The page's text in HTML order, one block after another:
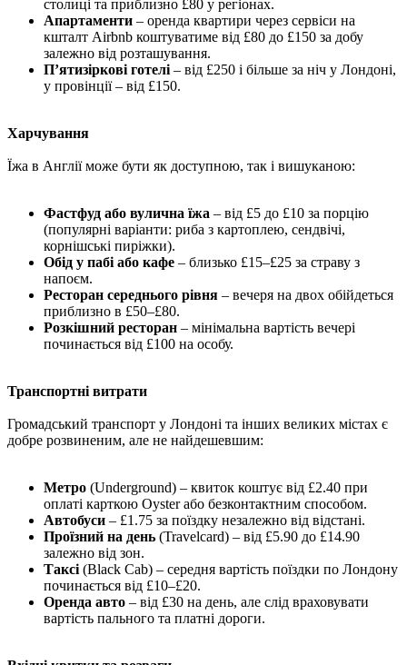
столиці та приблизно £80 у регіонах.
Апартаменти – оренда квартири через сервіси на
кшталт Airbnb коштуватиме від £80 до £150 за добу
залежно від розташування.
П’ятизіркові готелі – від £250 і більше за ніч у Лондоні,
у провінції – від £150.
Харчування
Їжа в Англії може бути як доступною, так і вишуканою:
Фастфуд або вулична їжа – від £5 до £10 за порцію
(популярні варіанти: риба з картоплею, сендвічі,
корнішські пиріжки).
Обід у пабі або кафе – близько £15–£25 за страву з
напоєм.
Ресторан середнього рівня – вечеря на двох обійдеться
приблизно в £50–£80.
Розкішний ресторан – мінімальна вартість вечері
починається від £100 на особу.
Транспортні витрати
Громадський транспорт у Лондоні та інших великих містах є
добре розвиненим, але не найдешевшим:
Метро (Underground) – квиток коштує від £2.40 при
оплаті карткою Oyster або безконтактним способом.
Автобуси – £1.75 за поїздку незалежно від відстані.
Проїзний на день (Travelcard) – від £5.90 до £14.90
залежно від зон.
Таксі (Black Cab) – середня вартість поїздки по Лондону
починається від £10–£20.
Оренда авто – від £30 на день, але слід враховувати
вартість пального та платні дороги.